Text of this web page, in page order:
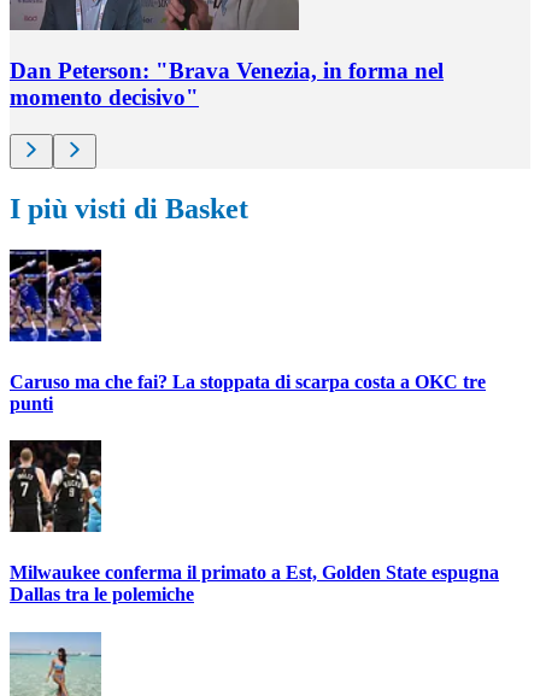
Dan Peterson: "Brava Venezia, in forma nel
momento decisivo"
I più visti di Basket
Caruso ma che fai? La stoppata di scarpa costa a OKC tre
punti
Milwaukee conferma il primato a Est, Golden State espugna
Dallas tra le polemiche